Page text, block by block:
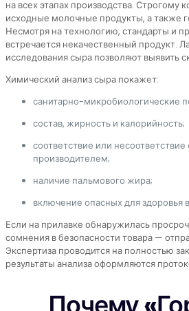
на всех этапах производства. Строгому
исходные молочные продукты, а также
Несмотря на технологию, стандарты и
встречается некачественный продукт.
исследования сыра позволяют выявить
Химический анализ сыра покажет:
санитарно-микробиологические
состав, жирность и калорийность;
соответствие или
производителем;
наличие пальмового жира;
включение опасных для здоровья
Если на прилавке обнаружилась
сомнения в безопасности товара —
Экспертиза проводится на полностью
результаты анализа оформляются